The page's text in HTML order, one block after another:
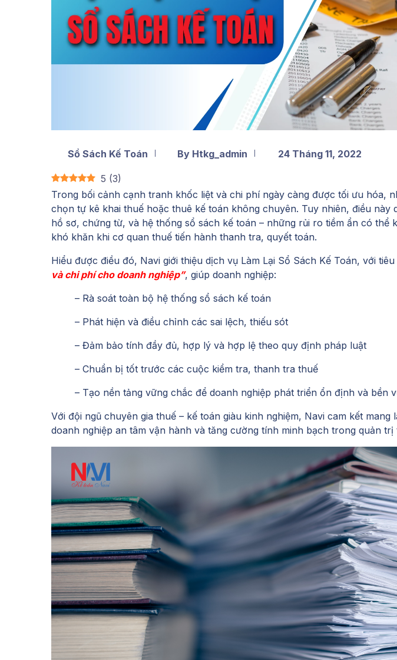
Sổ Sách Kế Toán By Htkg_admin 24 Tháng 11, 2022
5 (3)
Trong bối cảnh cạnh tranh khốc liệt và chi phí ngày càng được tối ưu hóa,
chọn tự kê khai thuế hoặc thuê kế toán không chuyên. Tuy nhiên, điều này
hồ sơ, chứng từ, và hệ thống sổ sách kế toán – những rủi ro tiềm ẩn có thể
khó khăn khi cơ quan thuế tiến hành thanh tra, quyết toán.
Hiểu được điều đó, Navi giới thiệu dịch vụ Làm Lại Sổ Sách Kế Toán, với
và chi phí cho doanh nghiệp”, giúp doanh nghiệp:
– Rà soát toàn bộ hệ thống sổ sách kế toán
– Phát hiện và điều chỉnh các sai lệch, thiếu sót
– Đảm bảo tính đầy đủ, hợp lý và hợp lệ theo quy định pháp luật
– Chuẩn bị tốt trước các cuộc kiểm tra, thanh tra thuế
– Tạo nền tảng vững chắc để doanh nghiệp phát triển ổn định và bền
Với đội ngũ chuyên gia thuế – kế toán giàu kinh nghiệm, Navi cam kết mang
doanh nghiệp an tâm vận hành và tăng cường tính minh bạch trong quản trị